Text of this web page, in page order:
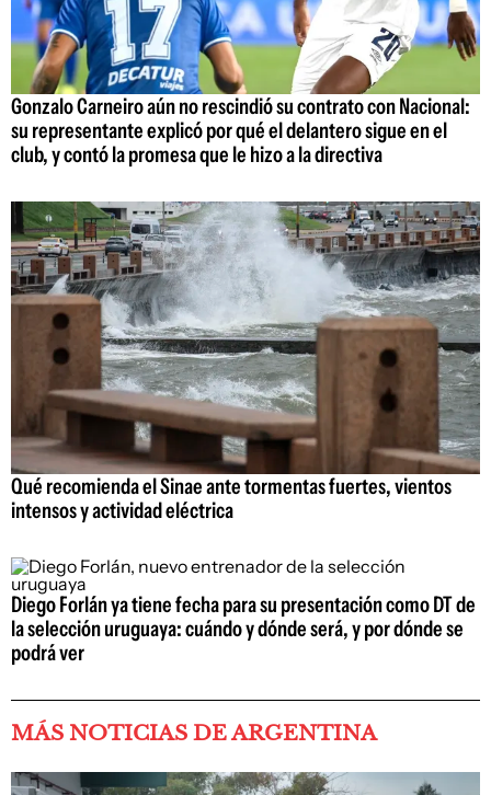
Gonzalo Carneiro aún no rescindió su contrato con Nacional:
su representante explicó por qué el delantero sigue en el
club, y contó la promesa que le hizo a la directiva
Qué recomienda el Sinae ante tormentas fuertes, vientos
intensos y actividad eléctrica
Diego Forlán ya tiene fecha para su presentación como DT de
la selección uruguaya: cuándo y dónde será, y por dónde se
podrá ver
MÁS NOTICIAS DE ARGENTINA